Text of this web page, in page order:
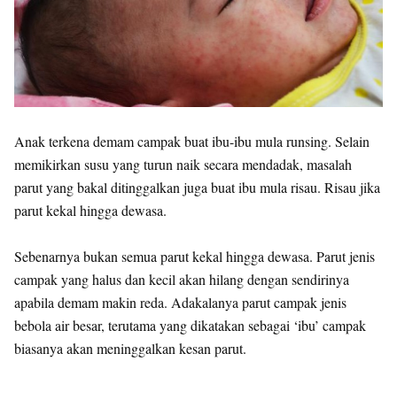
Anak terkena demam campak buat ibu-ibu mula runsing. Selain
memikirkan susu yang turun naik secara mendadak, masalah
parut yang bakal ditinggalkan juga buat ibu mula risau. Risau jika
parut kekal hingga dewasa.
Sebenarnya bukan semua parut kekal hingga dewasa. Parut jenis
campak yang halus dan kecil akan hilang dengan sendirinya
apabila demam makin reda. Adakalanya parut campak jenis
bebola air besar, terutama yang dikatakan sebagai ‘ibu’ campak
biasanya akan meninggalkan kesan parut.